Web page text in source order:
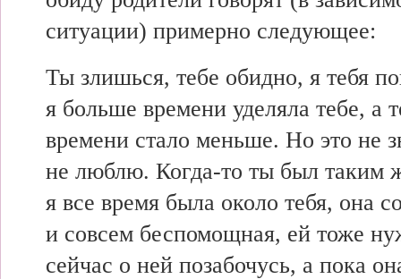
ситуации) примерно следующее:
Ты злишься, тебе обидно, я тебя
я больше времени уделяла тебе, а
времени стало меньше. Но это не
не люблю. Когда-то ты был таким
я все время была около тебя, она
и совсем беспомощная, ей тоже
сейчас о ней позабочусь, а пока